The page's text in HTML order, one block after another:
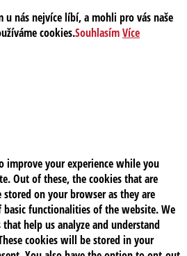
u nás nejvíce líbí, a mohli pro vás naše
cookies.SouhlasímVíce
improve your experience while you
Out of these, the cookies that are
stored on your browser as they are
functionalities of the website. We
help us analyze and understand
cookies will be stored in your